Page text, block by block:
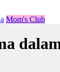
Mom's Club